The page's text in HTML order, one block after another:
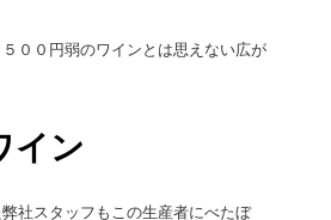
００円弱のワインとは思えない広が
イン
社スタッフもこの生産者にべたぼ